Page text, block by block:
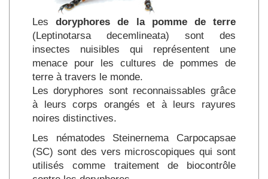
Lesdoryphores de la pomme de terre
(Leptinotarsa decemlineata) sont des
insectes nuisibles qui représentent une
menace pour les cultures de pommes de
terre à travers le monde.
Les doryphores sont reconnaissables grâce
à leurs corps orangés et à leurs rayures
noires distinctives.
Les nématodes Steinernema Carpocapsae
(SC) sont des vers microscopiques qui sont
utilisés comme traitement de biocontrôle